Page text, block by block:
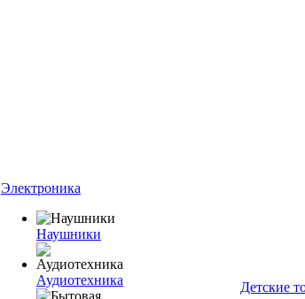
Электроника
Наушники
Аудиотехника Детские